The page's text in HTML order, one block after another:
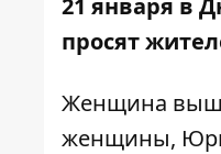
21 января в
просят
Женщина
женщины,